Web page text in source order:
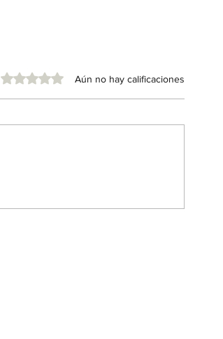
Obtuvo 0 de 5 estrellas.Aún no hay calificaciones